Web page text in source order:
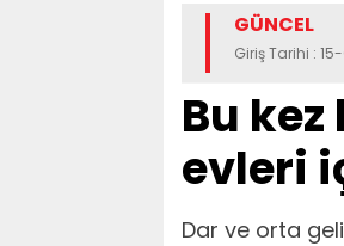
GÜNCEL
Giriş Tarihi :
Bu
evleri
Dar ve orta